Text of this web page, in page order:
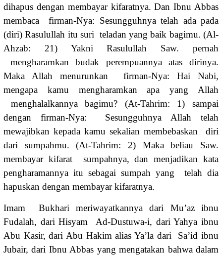
dihapus dengan membayar kifaratnya. Dan Ibnu Abbas
membaca firman-Nya: Sesungguhnya telah ada pada
(diri) Rasulullah itu suri teladan yang baik bagimu. (Al-
Ahzab: 21) Yakni Rasulullah Saw. pernah
mengharamkan budak perempuannya atas dirinya.
Maka Allah menurunkan firman-Nya: Hai Nabi,
mengapa kamu mengharamkan apa yang Allah
menghalalkannya bagimu? (At-Tahrim: 1) sampai
dengan firman-Nya: Sesungguhnya Allah telah
mewajibkan kepada kamu sekalian membebaskan diri
dari sumpahmu. (At-Tahrim: 2) Maka beliau Saw.
membayar kifarat sumpahnya, dan menjadikan kata
pengharamannya itu sebagai sumpah yang telah dia
hapuskan dengan membayar kifaratnya.
Imam Bukhari meriwayatkannya dari Mu’az ibnu
Fudalah, dari Hisyam Ad-Dustuwa-i, dari Yahya ibnu
Abu Kasir, dari Abu Hakim alias Ya’la dari Sa’id ibnu
Jubair, dari Ibnu Abbas yang mengatakan bahwa dalam